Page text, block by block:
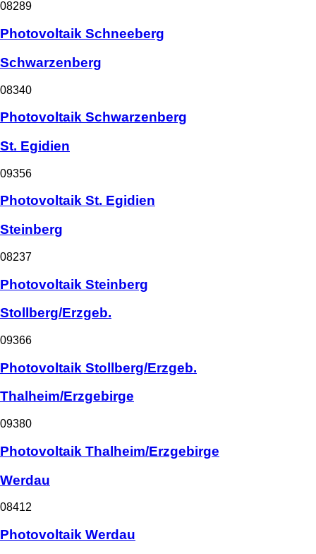
08289
Photovoltaik Schneeberg
Schwarzenberg
08340
Photovoltaik Schwarzenberg
St. Egidien
09356
Photovoltaik St. Egidien
Steinberg
08237
Photovoltaik Steinberg
Stollberg/Erzgeb.
09366
Photovoltaik Stollberg/Erzgeb.
Thalheim/Erzgebirge
09380
Photovoltaik Thalheim/Erzgebirge
Werdau
08412
Photovoltaik Werdau